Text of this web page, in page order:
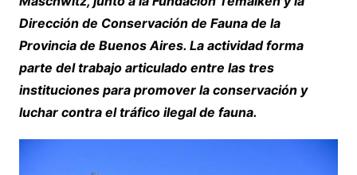
Dirección de Conservación de Fauna de la
Provincia de Buenos Aires. La actividad forma
parte del trabajo articulado entre las tres
instituciones para promover la conservación y
luchar contra el tráfico ilegal de fauna.